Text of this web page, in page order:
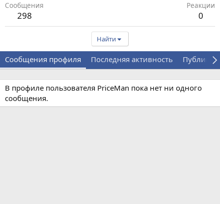
Сообщения
298
Реакции
0
Найти
Сообщения профиля Последняя активность
В профиле пользователя PriceMan пока нет ни одного
сообщения.